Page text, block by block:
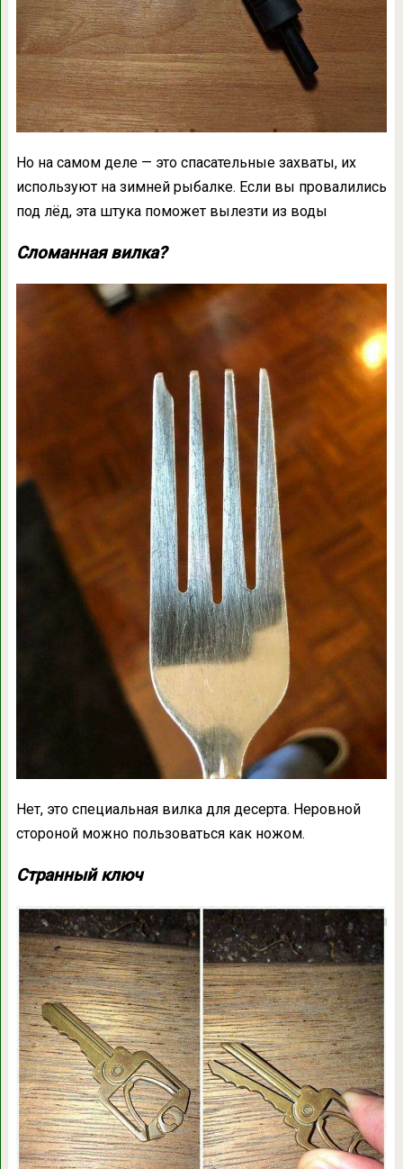
Но на самом деле — это спасательные захваты, их
используют на зимней рыбалке. Если вы провалились
под лёд, эта штука поможет вылезти из воды
Сломанная вилка?
Нет, это специальная вилка для десерта. Неровной
стороной можно пользоваться как ножом.
Странный ключ